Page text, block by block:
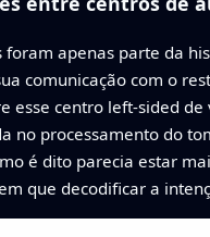
foram apenas parte da
comunicação com o
esse centro left-sided
no processamento do
é dito parecia estar
que decodificar a